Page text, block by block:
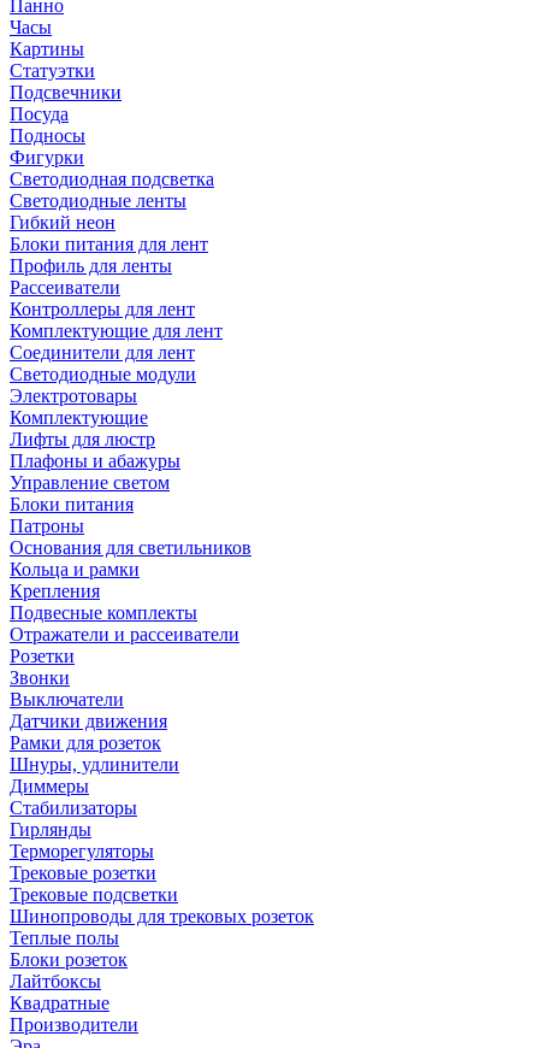
Панно
Часы
Картины
Статуэтки
Подсвечники
Посуда
Подносы
Фигурки
Светодиодная подсветка
Светодиодные ленты
Гибкий неон
Блоки питания для лент
Профиль для ленты
Рассеиватели
Контроллеры для лент
Комплектующие для лент
Соединители для лент
Светодиодные модули
Электротовары
Комплектующие
Лифты для люстр
Плафоны и абажуры
Управление светом
Блоки питания
Патроны
Основания для светильников
Кольца и рамки
Крепления
Подвесные комплекты
Отражатели и рассеиватели
Розетки
Звонки
Выключатели
Датчики движения
Рамки для розеток
Шнуры, удлинители
Диммеры
Стабилизаторы
Гирлянды
Терморегуляторы
Трековые розетки
Трековые подсветки
Шинопроводы для трековых розеток
Теплые полы
Блоки розеток
Лайтбоксы
Квадратные
Производители